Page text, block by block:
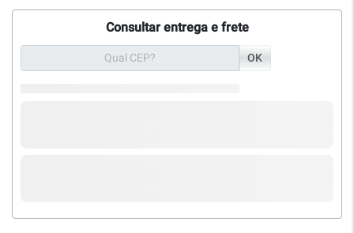
Consultar entrega e frete
OK